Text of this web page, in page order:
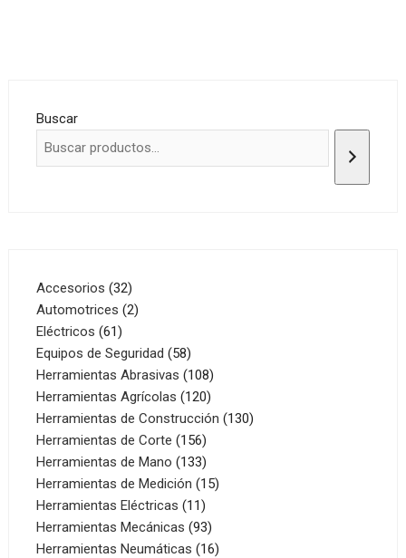
Buscar
Accesorios 3232
productos
Automotrices 22
Eléctricos 6161
productos
Equipos de Seguridad 5858
productos
Herramientas Abrasivas 108108
productos
Herramientas Agrícolas 120120
productos
Herramientas de Construcción 130130
Herramientas de Corte 156156
productos
Herramientas de Mano 133133
productos
Herramientas de Medición 1515
Herramientas Eléctricas 1111
productos
Herramientas Mecánicas 9393
productos
Herramientas Neumáticas 1616